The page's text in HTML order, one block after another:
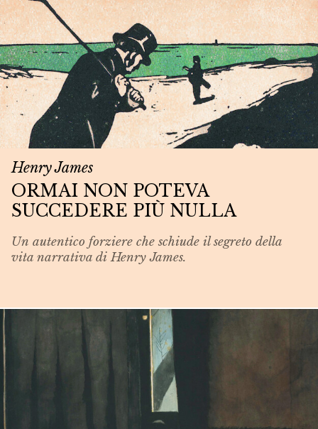
Henry James
ORMAI NON POTEVA
SUCCEDERE PIÙ NULLA
Un autentico forziere che schiude il segreto della
vita narrativa di Henry James.